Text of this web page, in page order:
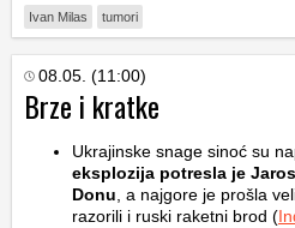
Ivan Milas tumori
08.05. (11:00)
Brze i kratke
Ukrajinske snage sinoć su
eksplozija potresla je
Donu, a najgore je prošla
razorili i ruski raketni brod (